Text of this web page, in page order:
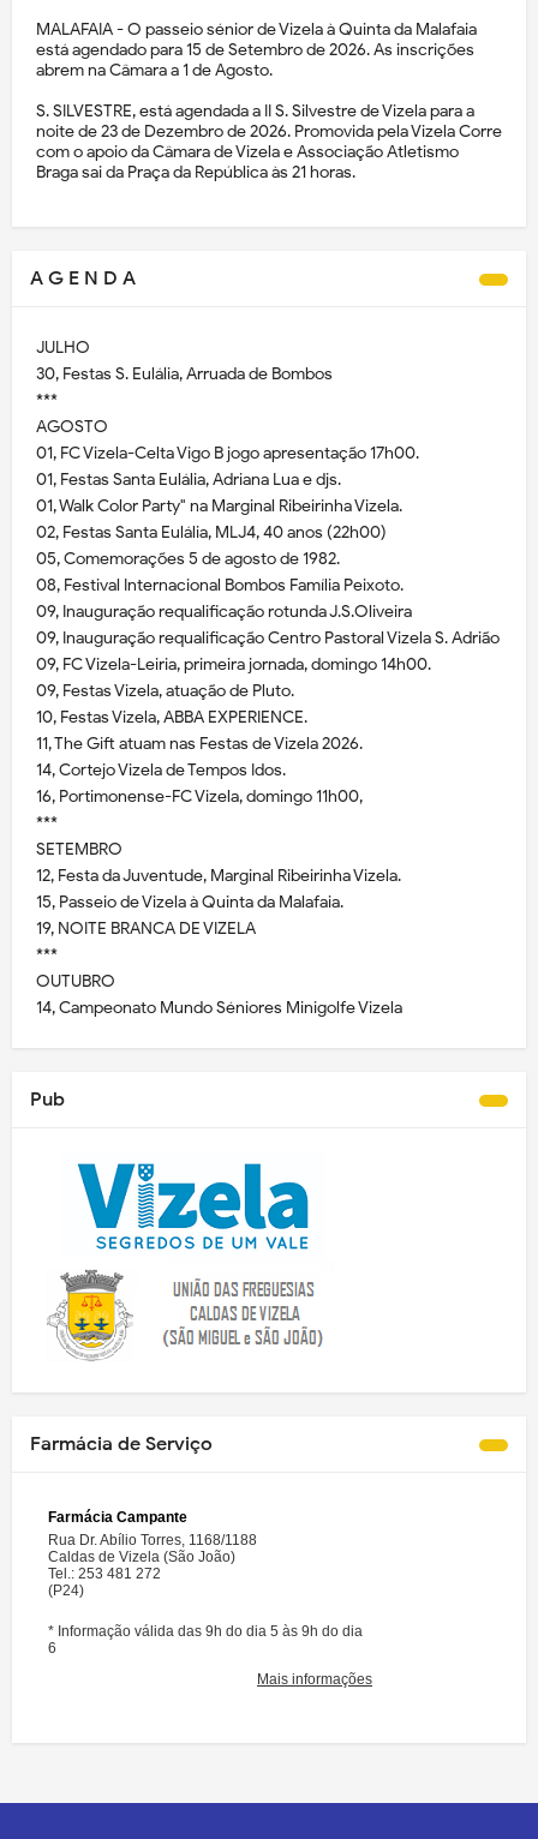
MALAFAIA - O passeio sénior de Vizela à Quinta da Malafaia
está agendado para 15 de Setembro de 2026. As inscrições
abrem na Câmara a 1 de Agosto.
S. SILVESTRE, está agendada a II S. Silvestre de Vizela para a
noite de 23 de Dezembro de 2026. Promovida pela Vizela Corre
com o apoio da Câmara de Vizela e Associação Atletismo
Braga sai da Praça da República às 21 horas.
A G E N D A
JULHO
30, Festas S. Eulália, Arruada de Bombos
***
AGOSTO
01, FC Vizela-Celta Vigo B jogo apresentação 17h00.
01, Festas Santa Eulália, Adriana Lua e djs.
01, Walk Color Party" na Marginal Ribeirinha Vizela.
02, Festas Santa Eulália, MLJ4, 40 anos (22h00)
05, Comemorações 5 de agosto de 1982.
08, Festival Internacional Bombos Família Peixoto.
09, Inauguração requalificação rotunda J.S.Oliveira
09, Inauguração requalificação Centro Pastoral Vizela S. Adrião
09, FC Vizela-Leiria, primeira jornada, domingo 14h00.
09, Festas Vizela, atuação de Pluto.
10, Festas Vizela, ABBA EXPERIENCE.
11, The Gift atuam nas Festas de Vizela 2026.
14, Cortejo Vizela de Tempos Idos.
16, Portimonense-FC Vizela, domingo 11h00,
***
SETEMBRO
12, Festa da Juventude, Marginal Ribeirinha Vizela.
15, Passeio de Vizela à Quinta da Malafaia.
19, NOITE BRANCA DE VIZELA
***
OUTUBRO
14, Campeonato Mundo Séniores Minigolfe Vizela
Pub
Farmácia de Serviço